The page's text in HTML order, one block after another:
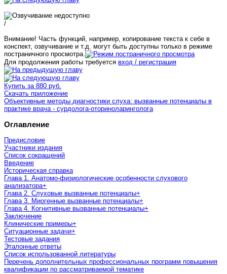
/
Внимание! Часть функций, например, копирование текста к себе в
конспект, озвучивание и т.д. могут быть доступны только в режиме
постраничного просмотра.
Для продолжения работы требуется вход / регистрация
Купить за 880 руб.
Скачать приложение
Объективные методы диагностики слуха: вызванные потенциалы в
практике врача - сурдолога-оториноларинголога
Оглавление
Предисловие
Участники издания
Список сокращений
Введение
Историческая справка
Глава 1. Анатомо-физиологические особенности слухового
анализатора+
Глава 2. Слуховые вызванные потенциалы+
Глава 3. Миогенные вызванные потенциалы+
Глава 4. Когнитивные вызванные потенциалы+
Заключение
Клинические примеры+
Ситуационные задачи+
Тестовые задания
Эталонные ответы
Список использованной литературы
Перечень дополнительных профессиональных программ повышения
квалификации по рассматриваемой тематике